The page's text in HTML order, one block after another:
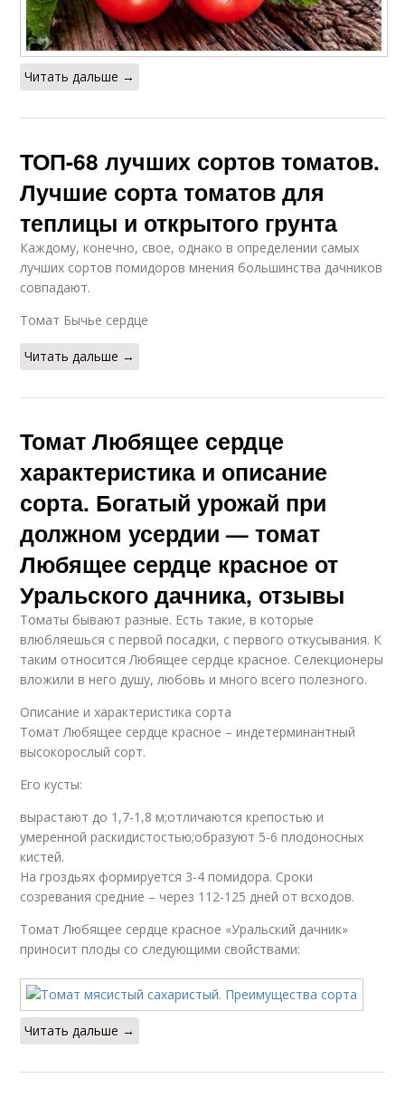
Читать дальше →
ТОП-68 лучших сортов томатов.
Лучшие сорта томатов для
теплицы и открытого грунта
Каждому, конечно, свое, однако в определении самых
лучших сортов помидоров мнения большинства дачников
совпадают.
Томат Бычье сердце
Читать дальше →
Томат Любящее сердце
характеристика и описание
сорта. Богатый урожай при
должном усердии — томат
Любящее сердце красное от
Уральского дачника, отзывы
Томаты бывают разные. Есть такие, в которые
влюбляешься с первой посадки, с первого откусывания. К
таким относится Любящее сердце красное. Селекционеры
вложили в него душу, любовь и много всего полезного.
Описание и характеристика сорта
Томат Любящее сердце красное – индетерминантный
высокорослый сорт.
Его кусты:
вырастают до 1,7-1,8 м;отличаются крепостью и
умеренной раскидистостью;образуют 5-6 плодоносных
кистей.
На гроздьях формируется 3-4 помидора. Сроки
созревания средние – через 112-125 дней от всходов.
Томат Любящее сердце красное «Уральский дачник»
приносит плоды со следующими свойствами:
Читать дальше →